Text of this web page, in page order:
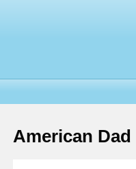
American Dad